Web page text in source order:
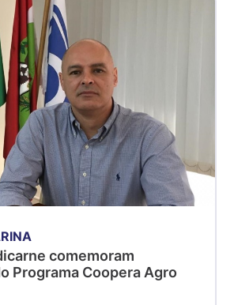
comemoram
Programa Coopera Agro